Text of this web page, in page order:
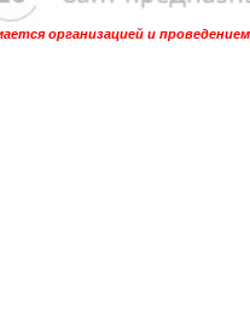
организацией и